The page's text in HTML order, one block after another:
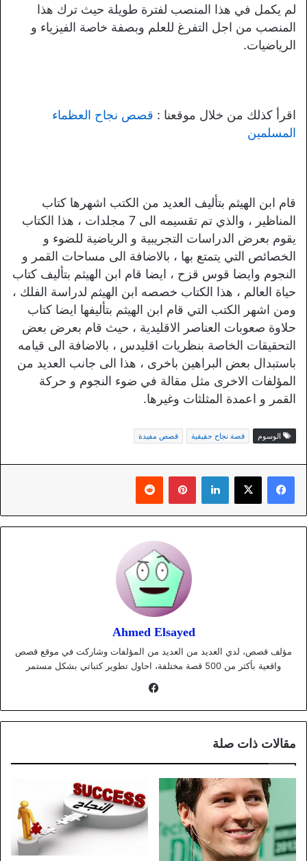
لم يكمل في هذا المنصب لفترة طويلة حيث ترك هذا
المنصب من اجل التفرغ للعلم وبصفة خاصة الفيزياء و
الرياضيات.
اقرأ كذلك من خلال موقعنا : قصص نجاح العظماء
المسلمين
قام ابن الهيثم بتأليف العديد من الكتب اشهرها كتاب
المناظير ، والذي تم تقسيمه الى 7 مجلدات ، هذا الكتاب
يقوم بعرض الدراسات التجريبية و الرياضية للضوء و
الخصائص التي يتمتع بها ، بالاضافة الى مساحات القمر و
النجوم وايضا قوس قزح ، ايضا قام ابن الهيثم بتأليف كتاب
حياة العالم ، هذا الكتاب خصصه ابن الهيثم لدراسة الفلك ،
ومن اشهر الكتب التي قام ابن الهيثم بتأليفها ايضا كتاب
حلاوة صعوبات العناصر الاقليدية ، حيث قام بعرض بعض
التحقيقات الخاصة بنظريات اقليدس ، بالاضافة الى قيامه
باستبدال بعض البراهين باخرى ، هذا الى جانب العديد من
المؤلفات الاخرى مثل مقالة في ضوء النجوم و حركة
القمر و اعمدة المثلثات وغيرها.
الوسوم قصة نجاح حقيقية قصص مفيدة
لينكدإن بينتيريست
Ahmed Elsayed
مؤلف قصص، لدي العديد من العديد من المؤلفات وشاركت في موقع قصص
واقعية بأكثر من 500 قصة مختلفة، احاول تطوير كتباتي بشكل مستمر
مقالات ذات صلة